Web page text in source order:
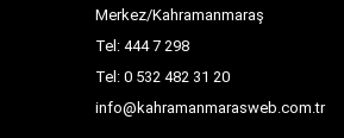
Merkez/Kahramanmaraş
Tel: 444 7 298
Tel: 0 532 482 31 20
info@kahramanmarasweb.com.tr